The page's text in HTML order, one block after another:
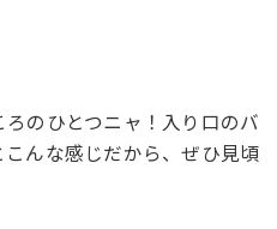
ろのひとつニャ！入り口のバ
んな感じだから、ぜひ見頃